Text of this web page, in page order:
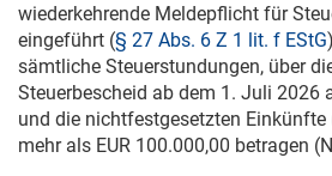
wiederkehrende Meldepflicht für
eingeführt (§ 27 Abs. 6 Z 1 lit. f EStG
sämtliche Steuerstundungen, über
Steuerbescheid ab dem 1. Juli 2026
und die nichtfestgesetzten Einkünfte
mehr als EUR 100.000,00 betragen